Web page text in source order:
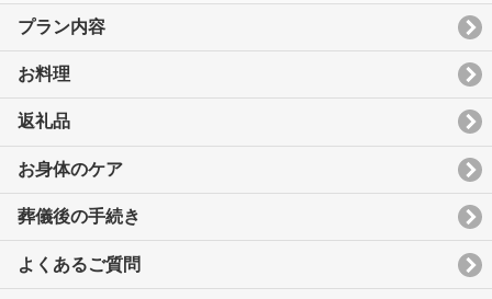
プラン内容
お料理
返礼品
お身体のケア
葬儀後の手続き
よくあるご質問